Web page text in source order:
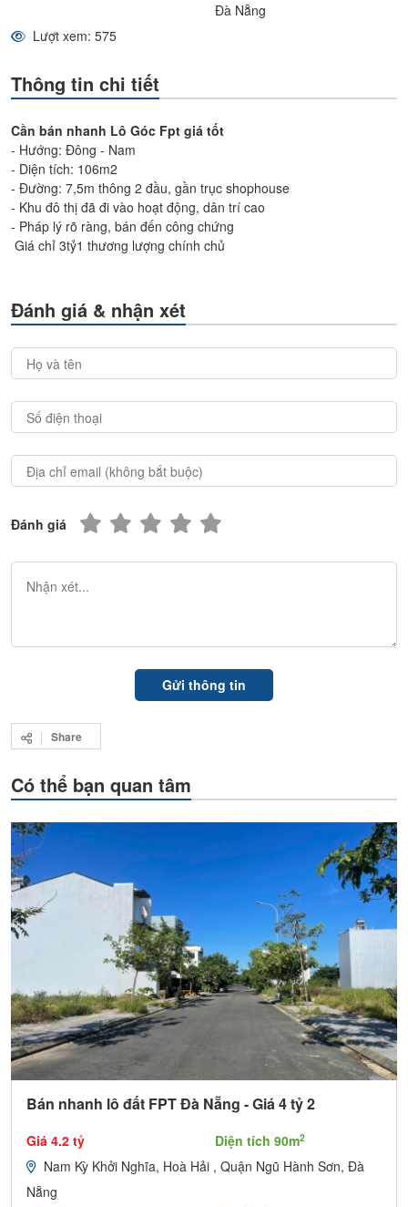
Đà Nẵng
Lượt xem: 575
Thông tin chi tiết
Cần bán nhanh Lô Góc Fpt giá tốt
- Hướng: Đông - Nam
- Diện tích: 106m2
- Đường: 7,5m thông 2 đầu, gần trục shophouse
- Khu đô thị đã đi vào hoạt động, dân trí cao
- Pháp lý rõ ràng, bán đến công chứng
Giá chỉ 3tỷ1 thương lượng chính chủ
Đánh giá & nhận xét
Đánh giá
Share
Có thể bạn quan tâm
Bán nhanh lô đất FPT Đà Nẵng - Giá 4 tỷ 2
Giá 4.2 tỷ Diện tích 90m2
Nam Kỳ Khởi Nghĩa, Hoà Hải , Quận Ngũ Hành Sơn, Đà
Nẵng